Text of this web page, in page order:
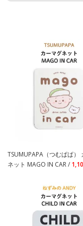
TSUMUPAPA（つむぱぱ）
ネット MAGO IN CAR /